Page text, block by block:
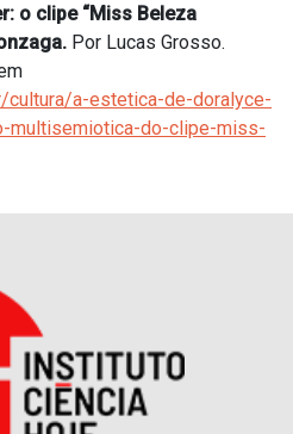
o clipe “Miss Beleza
Por Lucas Grosso.
cultura/a-estetica-de-doralyce-
multisemiotica-do-clipe-miss-